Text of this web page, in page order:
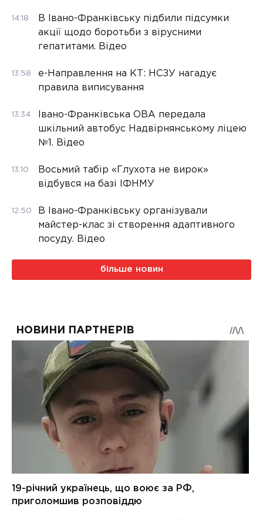
14:18
В Івано-Франківську підбили підсумки
акції щодо боротьби з вірусними
гепатитами. Відео
13:58
е-Направлення на КТ: НСЗУ нагадує
правила виписування
13:34
Івано-Франківська ОВА передала
шкільний автобус Надвірнянському ліцею
№1. Відео
13:10
Восьмий табір «Глухота не вирок»
відбувся на базі ІФНМУ
12:50
В Івано-Франківську організували
майстер-клас зі створення адаптивного
посуду. Відео
більше новин